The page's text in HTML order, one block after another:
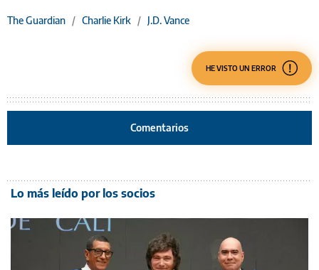
The Guardian / Charlie Kirk / J.D. Vance
HE VISTO UN ERROR
Comentarios
Lo más leído por los socios